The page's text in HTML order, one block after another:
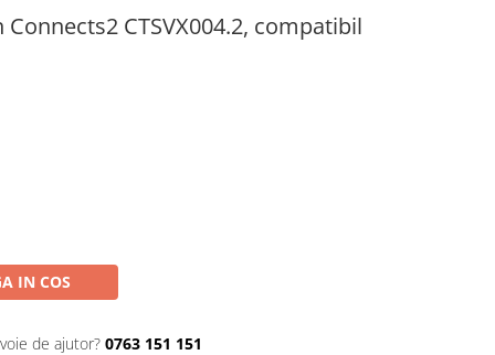
CTSVX004.2, compatibil
IN COS
de ajutor? 0763 151 151